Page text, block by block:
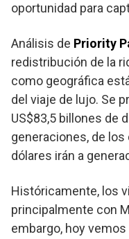
oportunidad para
Análisis de Priority
redistribución de la
como geográfica
del viaje de lujo. Se
US$83,5 billones de
generaciones, de
dólares irán a
Históricamente, los
principalmente con
embargo, hoy